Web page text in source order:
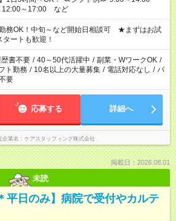
12:00～17:00 など
勤務OK！中旬～など開始日相談可 ★まずはお試
ートも歓迎！
歴書不要 / 40～50代活躍中 / 副業・WワークOK /
ト勤務 / 10名以上の大量募集 / 電話対応なし / パ
要
応募する 詳細へ
企業名 ケアスタッフィング株式会社
掲載日：2026.08.01
未読
平日のみ】病院で受付やカルテ